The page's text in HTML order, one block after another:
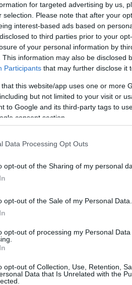
for targeted advertising by us,
selection. Please note that after your
interest-based ads based on
to third parties prior to your
of your personal information by
This information may also be disclosed
Participants that may further disclose it
that this website/app uses one or more
but not limited to your visit or
to Google and its third-party tags to
consent section.
Data Processing Opt Outs
opt-out of the Sharing of my personal
opt-out of the Sale of my Personal Data.
opt-out of processing my Personal
opt-out of Collection, Use, Retention,
Data that Is Unrelated with the
elindula
akiknek
érdekében példaként
és Környezetvédő
hogy a
majd, illetve egy
személyesen
és a Civil Közösségek
Mátyás Általános Iskola
templom